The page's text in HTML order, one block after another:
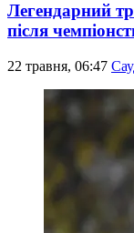
Легендарний
після
22 травня, 06:47